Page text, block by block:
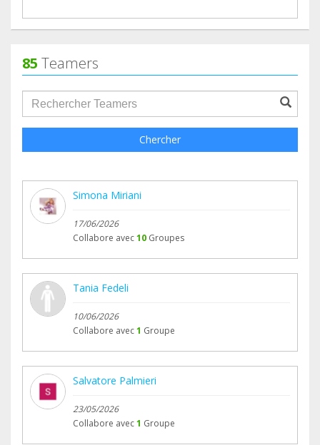
rendendo possibile tutto questo.
Al prossimo aggiornamento
Con affetto,
il team di "Progetto Rifqa"
85 Teamers
groupProfile.searchForm.search.text???
Chercher
Simona Miriani
17/06/2026
Collabore avec10 Groupes
Tania Fedeli
10/06/2026
Collabore avec1 Groupe
Salvatore Palmieri
23/05/2026
Collabore avec1 Groupe